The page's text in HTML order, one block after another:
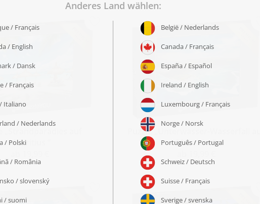
Mauritius “
Puzzle „Unterwasser-Wasserfall auf
Mauritius“